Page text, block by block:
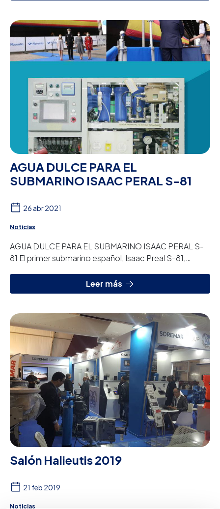
AGUA DULCE PARA EL
SUBMARINO ISAAC PERAL S-81
26 abr 2021
Noticias
AGUA DULCE PARA EL SUBMARINO ISAAC PERAL S-
81 El primer submarino español, Isaac Preal S-81,
Leer más
Salón Halieutis 2019
21 feb 2019
Noticias